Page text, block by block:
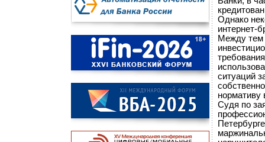
Однако
интернет-
Между тем
ситуаций
Судя по